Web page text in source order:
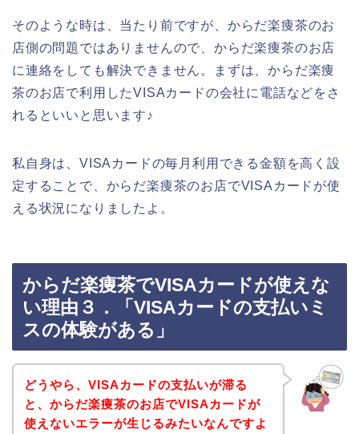
そのような時は、当たり前ですが、からだ楽痩茶のお
店側の問題ではありませんので、からだ楽痩茶のお店
に連絡をしても解決できません。まずは、からだ楽痩
茶のお店で利用したVISAカードの会社に電話などをさ
れるといいと思います♪
私自身は、VISAカードの毎月利用できる金額を高く設
定することで、からだ楽痩茶のお店でVISAカードが使
える状況になりましたよ。
からだ楽痩茶でVISAカードが使えな
い理由３．「VISAカードの支払いミ
スの体験がある」
どうやら、VISAカードの支払いが滞る
と、からだ楽痩茶のお店でVISAカードが
使えないエラーが生じるみたいなんですよ